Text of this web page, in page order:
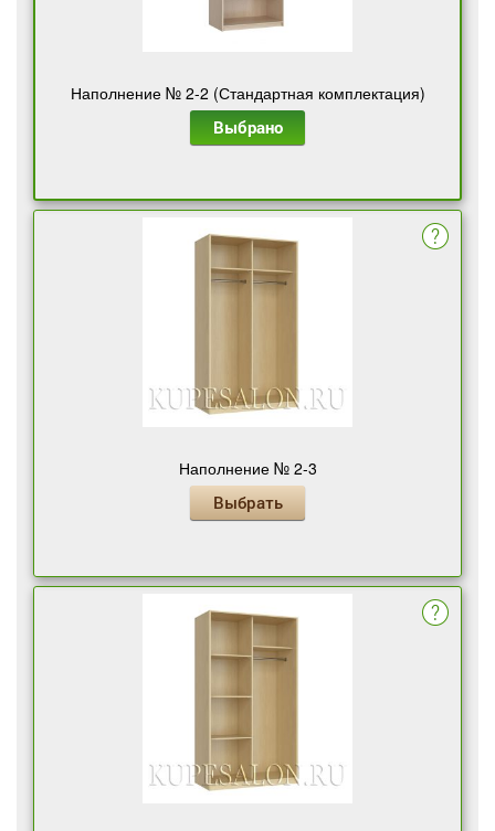
Наполнение № 2-2 (Стандартная комплектация)
Выбрано
Наполнение № 2-3
Выбрать